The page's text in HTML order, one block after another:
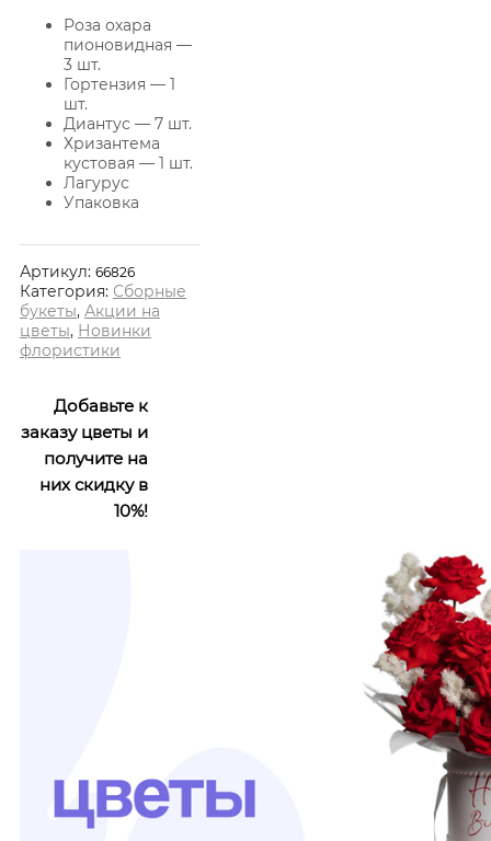
Роза охара
пионовидная —
3 шт.
Гортензия — 1
шт.
Диантус — 7 шт.
Хризантема
кустовая — 1 шт.
Лагурус
Упаковка
Артикул: 66826
Категория: Сборные
букеты, Акции на
цветы, Новинки
флористики
Добавьте к
заказу цветы и
получите на
них скидку в
10%!